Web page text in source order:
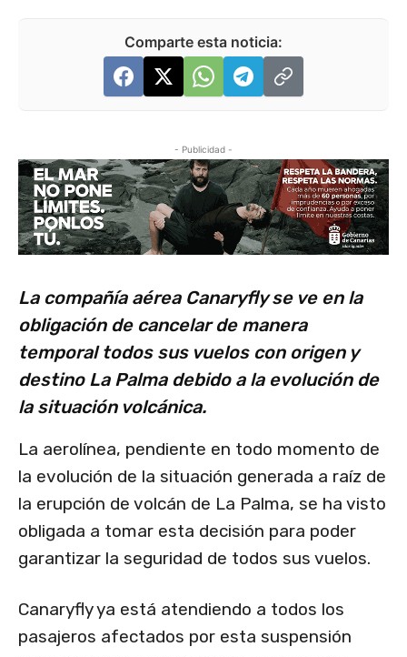
Comparte esta noticia:
- Publicidad -
La compañía aérea Canaryfly se ve en la
obligación de cancelar de manera
temporal todos sus vuelos con origen y
destino La Palma debido a la evolución de
la situación volcánica.
La aerolínea, pendiente en todo momento de
la evolución de la situación generada a raíz de
la erupción de volcán de La Palma, se ha visto
obligada a tomar esta decisión para poder
garantizar la seguridad de todos sus vuelos.
Canaryfly ya está atendiendo a todos los
pasajeros afectados por esta suspensión